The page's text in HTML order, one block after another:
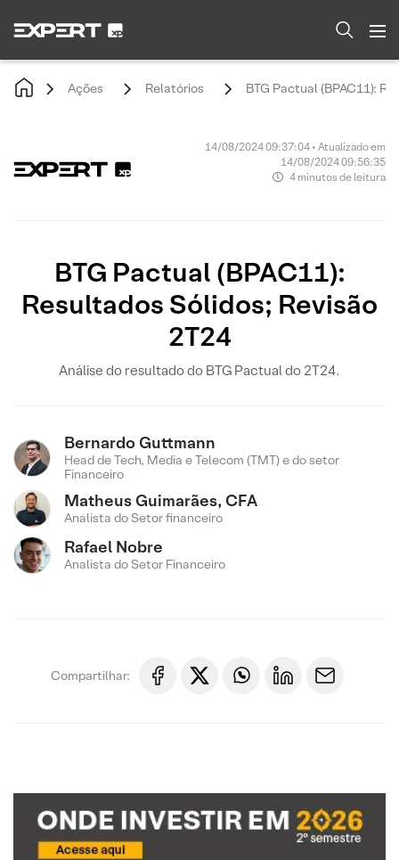
Ações Relatórios BTG Pactual (BPAC11):
14/08/2024 09:37:04 • Atualizado em
14/08/2024 09:56:35
4 minutos de leitura
BTG Pactual (BPAC11):
Resultados Sólidos; Revisão
2T24
Análise do resultado do BTG Pactual do 2T24.
Bernardo Guttmann
Head de Tech, Media e Telecom (TMT) e do setor
Financeiro
Matheus Guimarães, CFA
Analista do Setor financeiro
Rafael Nobre
Analista do Setor Financeiro
Compartilhar: